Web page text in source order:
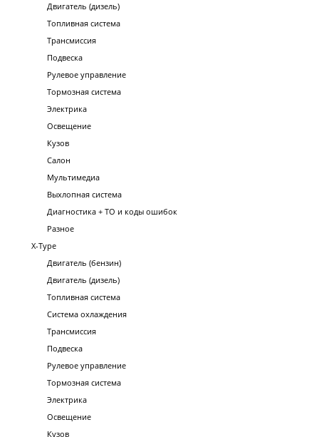
Двигатель (дизель)
Топливная система
Трансмиссия
Подвеска
Рулевое управление
Тормозная система
Электрика
Освещение
Кузов
Салон
Мультимедиа
Выхлопная система
Диагностика + ТО и коды ошибок
Разное
X-Type
Двигатель (бензин)
Двигатель (дизель)
Топливная система
Система охлаждения
Трансмиссия
Подвеска
Рулевое управление
Тормозная система
Электрика
Освещение
Кузов